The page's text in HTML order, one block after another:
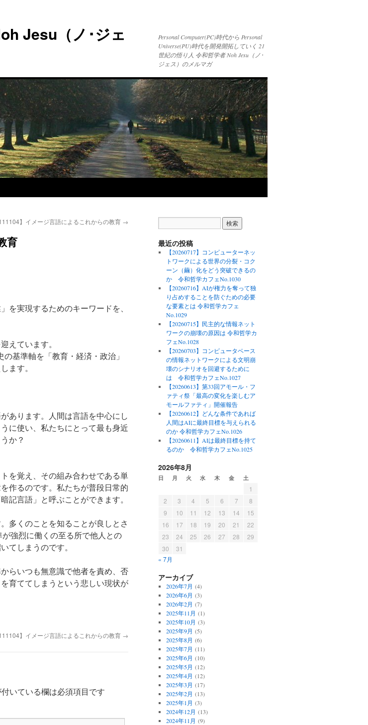
Jesu（ノ･ジェ
Personal Computer(PC)時代から Personal
Universe(PU)時代を開発開拓していく 21
世紀の悟り人 令和哲学者 Noh Jesu（ノ･
ジェス）のメルマガ
】イメージ言語によるこれからの教育 →
育
を実現するためのキーワードを、
えています。
基準軸を「教育・経済・政治」
ます。
あります。人間は言語を中心にし
に使い、私たちにとって最も身近
か？
を覚え、その組み合わせである単
作るのです。私たちが普段日常的
記言語」と呼ぶことができます。
多くのことを知ることが良しとさ
強烈に働くの至る所で他人との
てしまうのです。
らいつも無意識で他者を責め、否
育ててしまうという悲しい現状が
】イメージ言語によるこれからの教育 →
付いている欄は必須項目です
最近の投稿
【20260717】コンピューターネッ
トワークによる世界の分裂・コク
ーン（繭）化をどう突破できるの
か 令和哲学カフェNo.1030
【20260716】AIが権力を奪って独
り占めすることを防ぐための必要
な要素とは 令和哲学カフェ
No.1029
【20260715】民主的な情報ネット
ワークの崩壊の原因は 令和哲学カ
フェNo.1028
【20260703】コンピュータベース
の情報ネットワークによる文明崩
壊のシナリオを回避するために
は 令和哲学カフェNo.1027
【20260613】第33回アモール・フ
ァティ祭「最高の変化を楽しむア
モールファティ」開催報告
【20260612】どんな条件であれば
人間はAIに最終目標を与えられる
のか 令和哲学カフェNo.1026
【20260611】AIは最終目標を持て
るのか 令和哲学カフェNo.1025
2026年8月
日 月 火 水 木 金 土
1
2
3 4 5 6 7
8
9
10 11 12 13 14
15
16
17 18 19 20 21
22
23
24 25 26 27 28
29
30
31
« 7月
アーカイブ
2026年7月 (4)
2026年6月 (3)
2026年2月 (7)
2025年11月 (1)
2025年10月 (3)
2025年9月 (5)
2025年8月 (6)
2025年7月 (11)
2025年6月 (10)
2025年5月 (12)
2025年4月 (12)
2025年3月 (17)
2025年2月 (13)
2025年1月 (3)
2024年12月 (13)
2024年11月 (9)